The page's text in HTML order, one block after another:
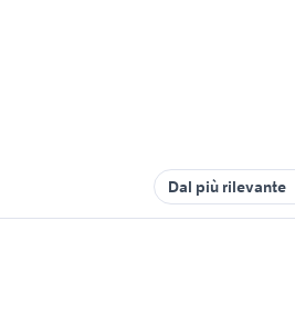
Dal più rilevante